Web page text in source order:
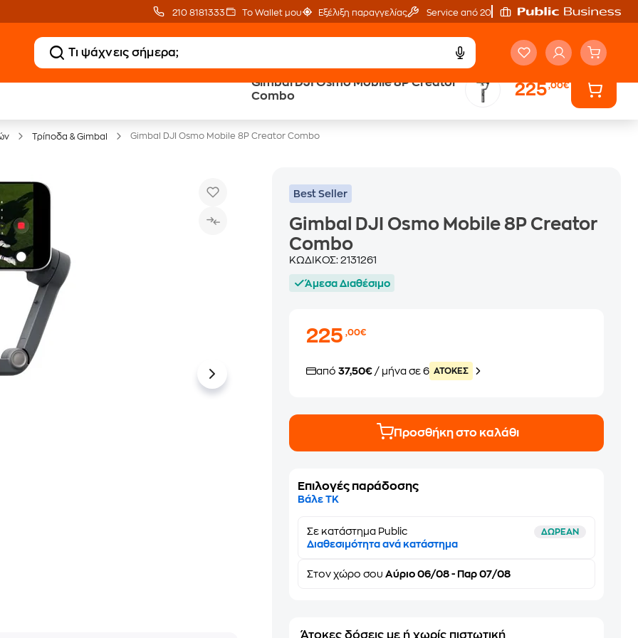
210 8181333 Το Wallet μου Εξέλιξη παραγγελίας Service από 20'
Gimbal DJI Osmo Mobile 8P Creator
Combo
225,00€
Δωρεάν Μεταφορικά Public επιστροφή €
Τρίποδα & Gimbal Gimbal DJI Osmo Mobile 8P Creator Combo
Best Seller
Gimbal DJI Osmo Mobile 8P Creator
Combo
ΚΩΔΙΚΟΣ:2131261
Άμεσα Διαθέσιμο
225,00€
από37,50€ / μήνα σε 6 ATOKEΣ
Προσθήκη στο καλάθι
Επιλογές παράδοσης
Βάλε ΤΚ
Σε κατάστημα Public ΔΩΡΕΑΝ
Διαθεσιμότητα ανά κατάστημα
Στονχώρο σου Αύριο 06/08 - Παρ 07/08
Άτοκες δόσεις με ή χωρίς πιστωτική